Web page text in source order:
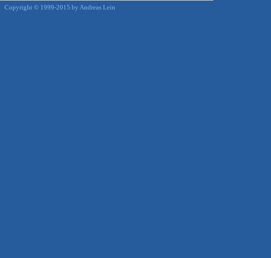
Copyright © 1999-2015 by Andreas Lein